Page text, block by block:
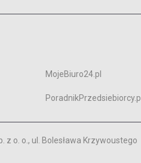
MojeBiuro24.pl
PoradnikPrzedsiebiorcy.pl
o. o., ul. Bolesława Krzywoustego